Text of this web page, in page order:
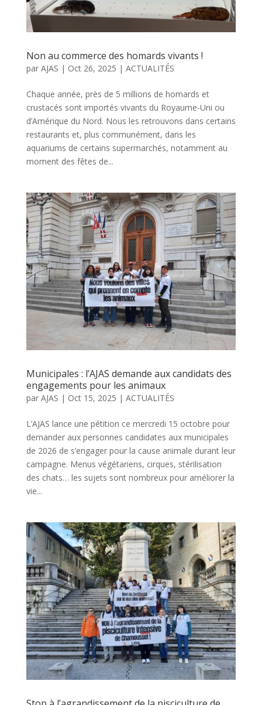
Non au commerce des homards vivants !
par AJAS | Oct 26, 2025 | ACTUALITÉS
Chaque année, près de 5 millions de homards et
crustacés sont importés vivants du Royaume-Uni ou
d’Amérique du Nord. Nous les retrouvons dans certains
restaurants et, plus communément, dans les
aquariums de certains supermarchés, notamment au
moment des fêtes de...
Municipales : l’AJAS demande aux candidats des
engagements pour les animaux
par AJAS | Oct 15, 2025 | ACTUALITÉS
L’AJAS lance une pétition ce mercredi 15 octobre pour
demander aux personnes candidates aux municipales
de 2026 de s’engager pour la cause animale durant leur
campagne. Menus végétariens, cirques, stérilisation
des chats… les sujets sont nombreux pour améliorer la
vie...